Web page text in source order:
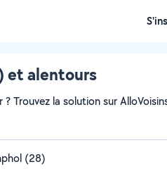
et alentours
Trouvez la solution sur